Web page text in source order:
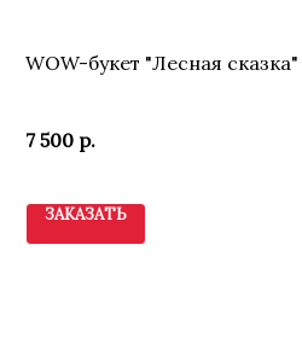
WOW-букет "Лесная сказка"
7 500 р.
ЗАКАЗАТЬ